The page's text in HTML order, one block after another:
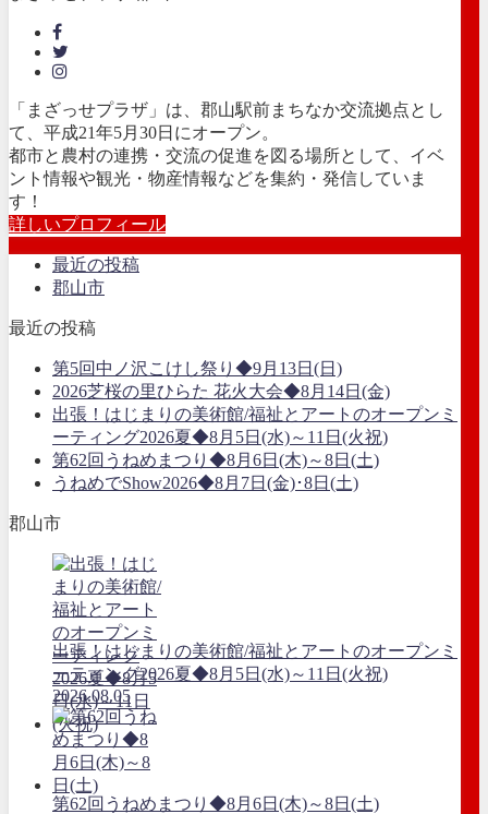
「まざっせプラザ」は、郡山駅前まちなか交流拠点とし
て、平成21年5月30日にオープン。
都市と農村の連携・交流の促進を図る場所として、イベ
ント情報や観光・物産情報などを集約・発信していま
す！
詳しいプロフィール
最近の投稿
郡山市
最近の投稿
第5回中ノ沢こけし祭り◆9月13日(日)
2026芝桜の里ひらた 花火大会◆8月14日(金)
出張！はじまりの美術館/福祉とアートのオープンミ
ーティング2026夏◆8月5日(水)～11日(火祝)
第62回うねめまつり◆8月6日(木)～8日(土)
うねめでShow2026◆8月7日(金)･8日(土)
郡山市
出張！はじまりの美術館/福祉とアートのオープンミ
ーティング2026夏◆8月5日(水)～11日(火祝)
2026.08.05
第62回うねめまつり◆8月6日(木)～8日(土)